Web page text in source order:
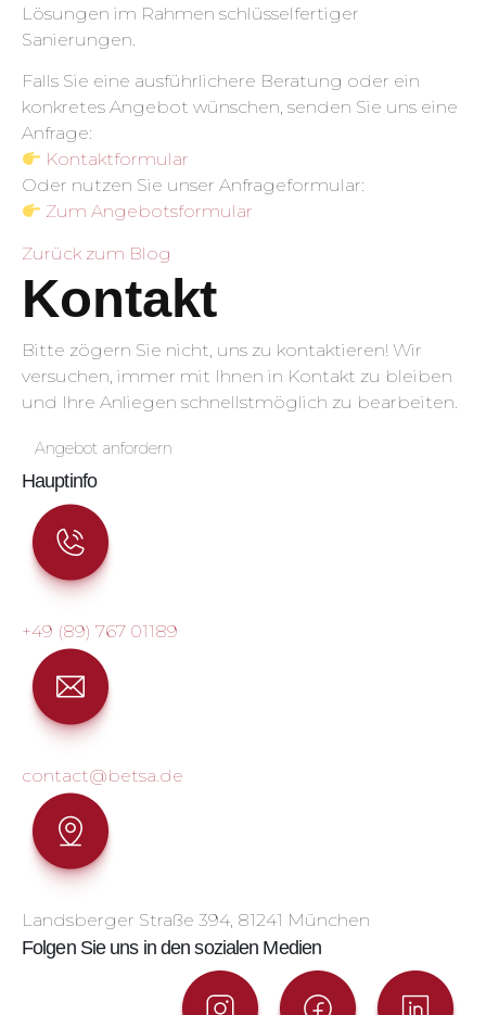
Lösungen im Rahmen schlüsselfertiger
Sanierungen.
Falls Sie eine ausführlichere Beratung oder ein
konkretes Angebot wünschen, senden Sie uns eine
Anfrage:
Kontaktformular
Oder nutzen Sie unser Anfrageformular:
Zum Angebotsformular
Zurück zum Blog
Kontakt
Bitte zögern Sie nicht, uns zu kontaktieren! Wir
versuchen, immer mit Ihnen in Kontakt zu bleiben
und Ihre Anliegen schnellstmöglich zu bearbeiten.
Angebot anfordern
Hauptinfo
+49 (89) 767 01189
contact@betsa.de
Landsberger Straße 394, 81241 München
Folgen Sie uns in den sozialen Medien